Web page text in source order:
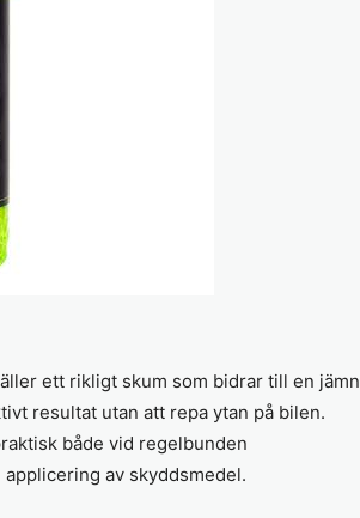
ett rikligt skum som bidrar till en jämn
resultat utan att repa ytan på bilen.
både vid regelbunden
av skyddsmedel.